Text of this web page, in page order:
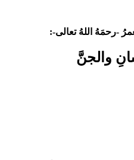
-رحمَهُ اللهُ تعالى-:
والجنَّ